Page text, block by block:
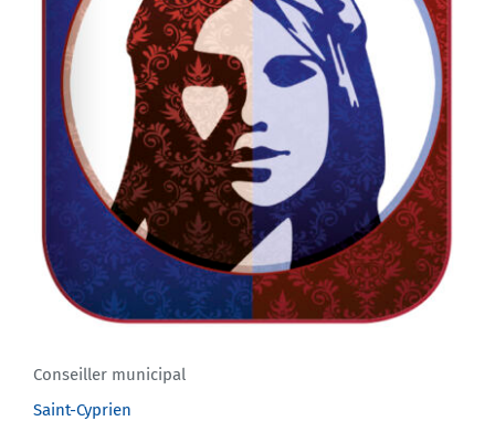
Conseiller municipal
Saint-Cyprien